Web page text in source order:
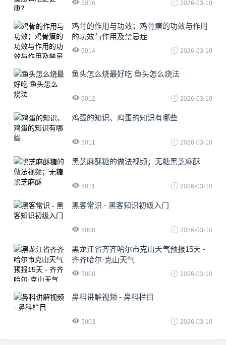
5016 2026-03-10
鸡骨的作用与功效；鸡骨癀的功效与作用
的功效与作用及禁忌症
5014 2026-03-10
鱼头怎么烧最好吃 鱼头怎么烧法
5012 2026-03-10
鸡蛋的知识、鸡蛋的知识有哪些
5011 2026-03-10
黑芝麻酥糖的做法视频；无糖黑芝麻酥
5011 2026-03-10
黑客常识 - 黑客知识初级入门
5008 2026-03-10
黑龙江省齐齐哈尔市克山天气预报15天 -
齐齐哈尔·克山天气
5008 2026-03-10
鼻科讲解视频 - 鼻科栏目
5003 2026-03-10